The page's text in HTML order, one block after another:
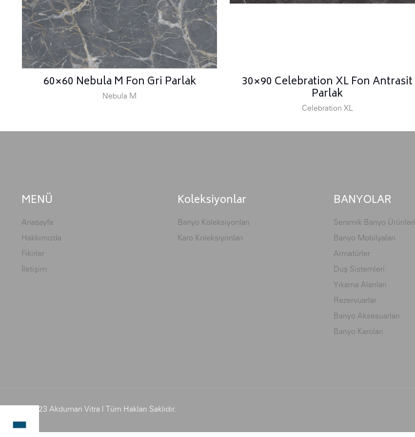
60×60 Nebula M Fon Gri Parlak
Nebula M
30×90 Celebration XL Fon Antrasit
Parlak
Celebration XL
MENÜ
Anasayfa
Hakkımızda
Fikirler
İletişim
Koleksiyonlar
Banyo Koleksiyonları
Karo Koleksiyonları
BANYOLAR
Seramik Banyo Ürünleri
Banyo Mobilyaları
Armatürler
Duş Sistemleri
Yıkama Alanları
Rezervuarlar
Banyo Aksesuarları
Banyo Karoları
© 2023 Akduman Vitra | Tüm Hakları Saklıdır.